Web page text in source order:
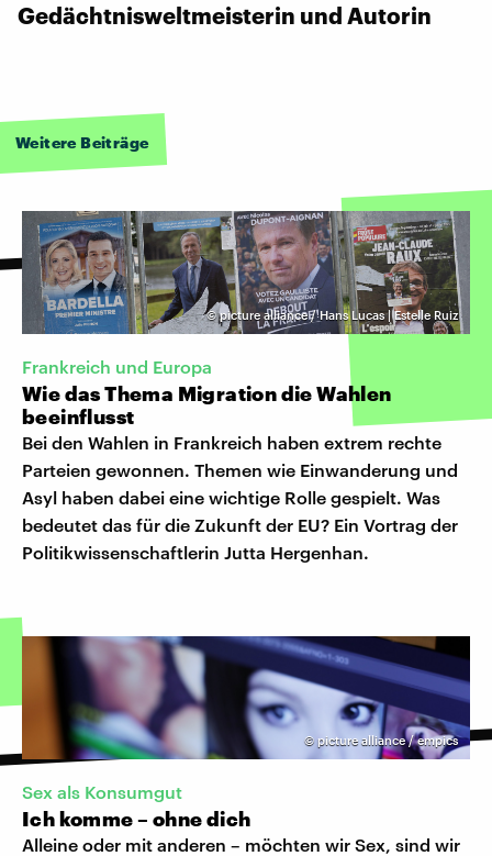
Gedächtnisweltmeisterin und Autorin
Weitere Beiträge
©picture alliance / Hans Lucas | Estelle Ruiz
Frankreich und Europa
Wie das Thema Migration die Wahlen
beeinflusst
Bei den Wahlen in Frankreich haben extrem rechte
Parteien gewonnen. Themen wie Einwanderung und
Asyl haben dabei eine wichtige Rolle gespielt. Was
bedeutet das für die Zukunft der EU? Ein Vortrag der
Politikwissenschaftlerin Jutta Hergenhan.
© picture alliance / empics
Sex als Konsumgut
Ich komme – ohne dich
Alleine oder mit anderen – möchten wir Sex, sind wir